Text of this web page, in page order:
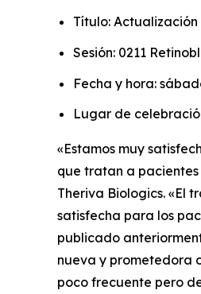
Título:
Sesión: 0211
Fecha y hora:
Lugar de
«Estamos muy
que tratan a
Theriva Biologics. «El
satisfecha para los
publicado
nueva y prometedora
poco frecuente pero